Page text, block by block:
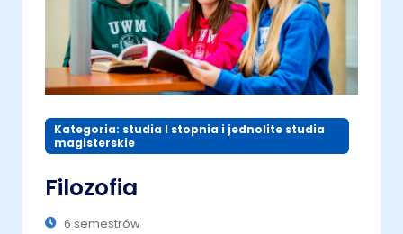
Kategoria: studia I stopnia i jednolite studia
magisterskie
Filozofia
6 semestrów